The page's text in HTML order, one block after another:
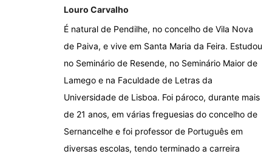
Louro Carvalho
É natural de Pendilhe, no concelho de Vila Nova
de Paiva, e vive em Santa Maria da Feira. Estudou
no Seminário de Resende, no Seminário Maior de
Lamego e na Faculdade de Letras da
Universidade de Lisboa. Foi pároco, durante mais
de 21 anos, em várias freguesias do concelho de
Sernancelhe e foi professor de Português em
diversas escolas, tendo terminado a carreira